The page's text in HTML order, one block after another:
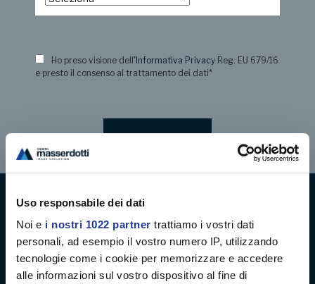
Uso responsabile dei dati
Noi e i nostri 1022 partner trattiamo i vostri dati
personali, ad esempio il vostro numero IP, utilizzando
tecnologie come i cookie per memorizzare e accedere
alle informazioni sul vostro dispositivo al fine di
Ho preso visione dell 'Informativa Privacy Reg. EU 679/16
e presto il consenso al trattamento dei dati*
Digital decoration
Digital signage